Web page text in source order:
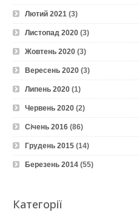
Лютий 2021 (3)
Листопад 2020 (3)
Жовтень 2020 (3)
Вересень 2020 (3)
Липень 2020 (1)
Червень 2020 (2)
Січень 2016 (86)
Грудень 2015 (14)
Березень 2014 (55)
Категорії